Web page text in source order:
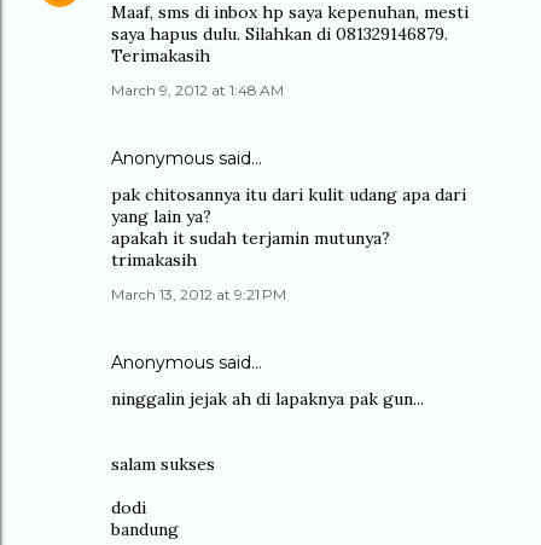
Maaf, sms di inbox hp saya kepenuhan, mesti
saya hapus dulu. Silahkan di 081329146879.
Terimakasih
March 9, 2012 at 1:48 AM
Anonymous said…
pak chitosannya itu dari kulit udang apa dari
yang lain ya?
apakah it sudah terjamin mutunya?
trimakasih
March 13, 2012 at 9:21 PM
Anonymous said…
ninggalin jejak ah di lapaknya pak gun...
salam sukses
dodi
bandung